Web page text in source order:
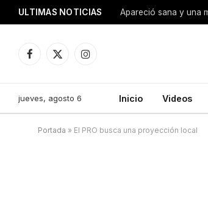
ULTIMAS NOTICIAS Apareció sana y una
Facebook
X
Instagram
jueves, agosto 6 Inicio Videos
Portada » El PRO busca una proyección local